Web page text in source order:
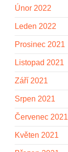
Únor 2022
Leden 2022
Prosinec 2021
Listopad 2021
Září 2021
Srpen 2021
Červenec 2021
Květen 2021